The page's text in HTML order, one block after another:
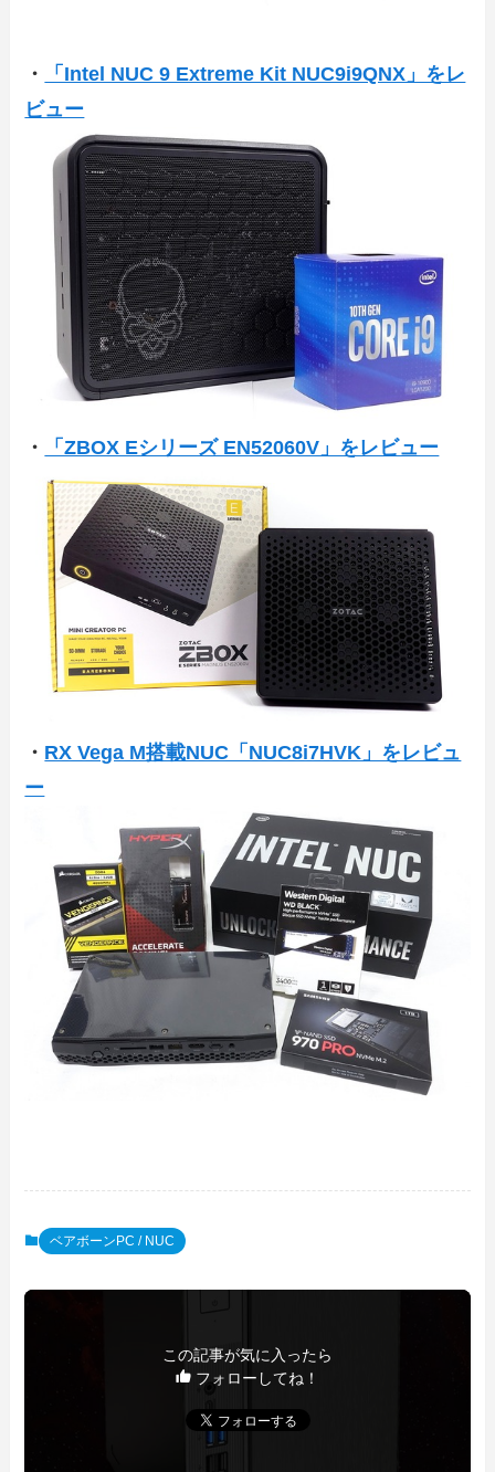
・
「Intel NUC 9 Extreme Kit NUC9i9QNX」をレ
ビュー
・ 「ZBOX Eシリーズ EN52060V」をレビュー
・ RX Vega M搭載NUC「NUC8i7HVK」をレビュ
ー
ベアボーンPC / NUC
この記事が気に入ったら
フォローしてね！